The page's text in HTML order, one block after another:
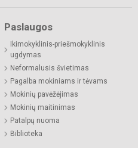
Paslaugos
Ikimokyklinis-priešmokyklinis
ugdymas
Neformalusis švietimas
Pagalba mokiniams ir tėvams
Mokinių pavėžėjimas
Mokinių maitinimas
Patalpų nuoma
Biblioteka